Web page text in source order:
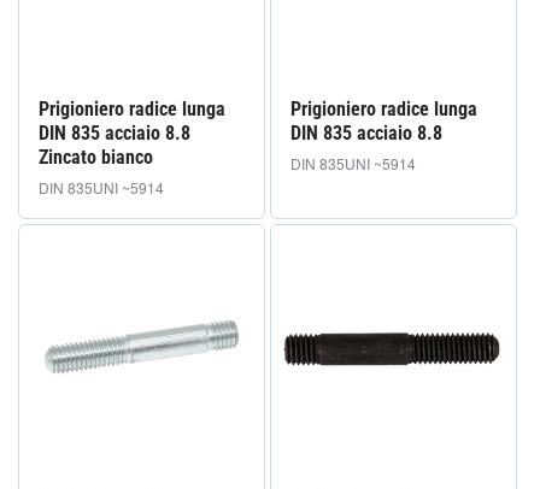
Prigioniero radice lunga
DIN 835 acciaio 8.8
Zincato bianco
DIN 835UNI ~5914
Prigioniero radice lunga
DIN 835 acciaio 8.8
DIN 835UNI ~5914